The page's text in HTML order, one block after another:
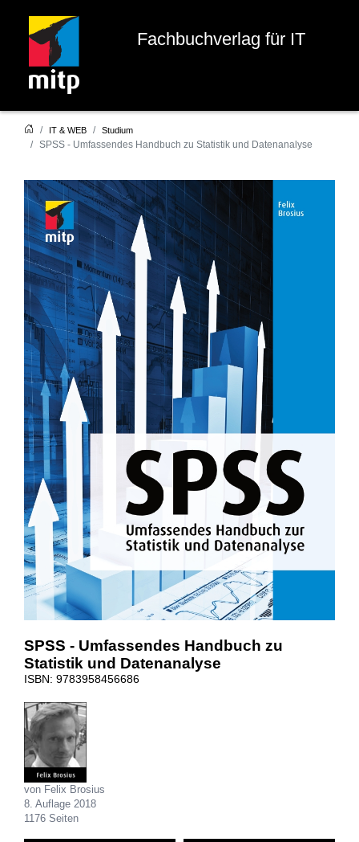
Fachbuchverlag für IT
IT & WEB Studium
SPSS - Umfassendes Handbuch zu Statistik und Datenanalyse
SPSS - Umfassendes Handbuch zu
Statistik und Datenanalyse
ISBN: 9783958456686
von Felix Brosius
8. Auflage 2018
1176 Seiten